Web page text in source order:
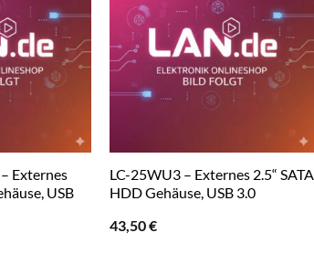
Externes
USB
LC-25WU3 – Externes 2.5“ SATA
HDD Gehäuse, USB 3.0
43,50€